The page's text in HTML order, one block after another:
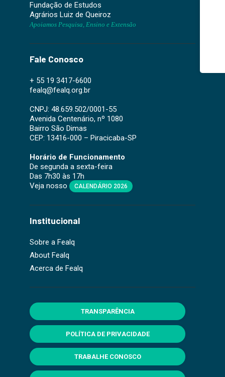
Fundação de Estudos
Agrários Luiz de Queiroz
Apoiamos Pesquisa, Ensino e Extensão
Fale Conosco
+ 55 19 3417-6600
fealq@fealq.org.br
CNPJ: 48.659.502/0001-55
Avenida Centenário, nº 1080
Bairro São Dimas
CEP: 13416-000 – Piracicaba-SP
Horário de Funcionamento
De segunda a sexta-feira
Das 7h30 às 17h
Veja nosso
CALENDÁRIO 2026
Institucional
Sobre a Fealq
About Fealq
Acerca de Fealq
TRANSPARÊNCIA
POLÍTICA DE PRIVACIDADE
TRABALHE CONOSCO